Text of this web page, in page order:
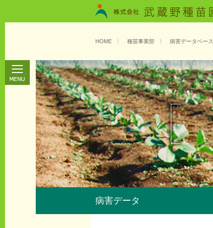
HOME 〉 種苗事業部 〉 病害データベース
病害データ